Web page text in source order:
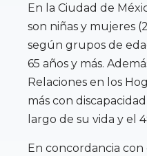
En la Ciudad de
son niñas y mujeres
según grupos de
65 años y más.
Relaciones en los
más con
largo de su vida y el
En concordancia